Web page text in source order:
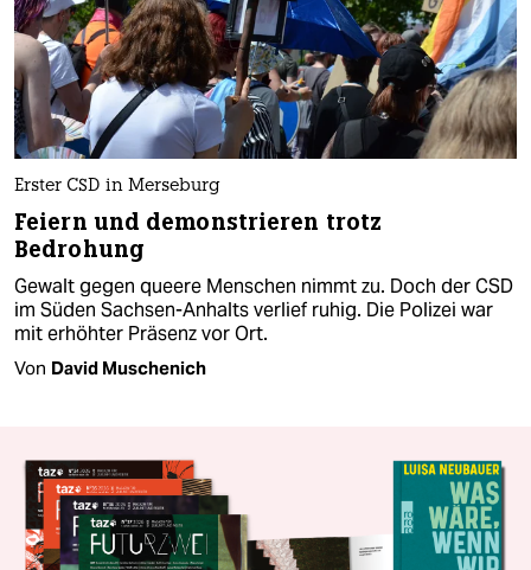
Erster CSD in Merseburg
Feiern und demonstrieren trotz
Bedrohung
Gewalt gegen queere Menschen nimmt zu. Doch der CSD
im Süden Sachsen-Anhalts verlief ruhig. Die Polizei war
mit erhöhter Präsenz vor Ort.
Von David Muschenich